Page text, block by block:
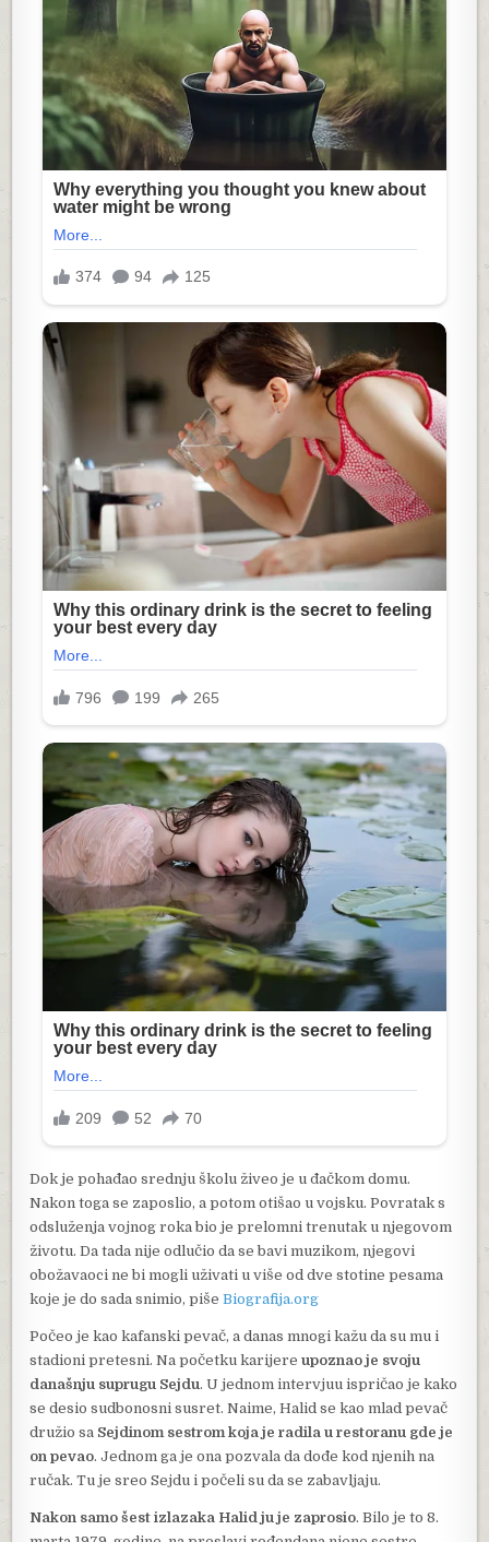
Dok je pohađao srednju školu živeo je u đačkom domu.
Nakon toga se zaposlio, a potom otišao u vojsku. Povratak s
odsluženja vojnog roka bio je prelomni trenutak u njegovom
životu. Da tada nije odlučio da se bavi muzikom, njegovi
obožavaoci ne bi mogli uživati u više od dve stotine pesama
koje je do sada snimio, pišeBiografija.org
Počeo je kao kafanski pevač, a danas mnogi kažu da su mu i
stadioni pretesni. Na početku karijereupoznao je svoju
današnju suprugu Sejdu. U jednom intervjuu ispričao je kako
se desio sudbonosni susret. Naime, Halid se kao mlad pevač
družio sa Sejdinom sestrom koja je radila u restoranu gde je
on pevao. Jednom ga je ona pozvala da dođe kod njenih na
ručak. Tu je sreo Sejdu i počeli su da se zabavljaju.
Nakon samo šest izlazaka Halid ju je zaprosio. Bilo je to 8.